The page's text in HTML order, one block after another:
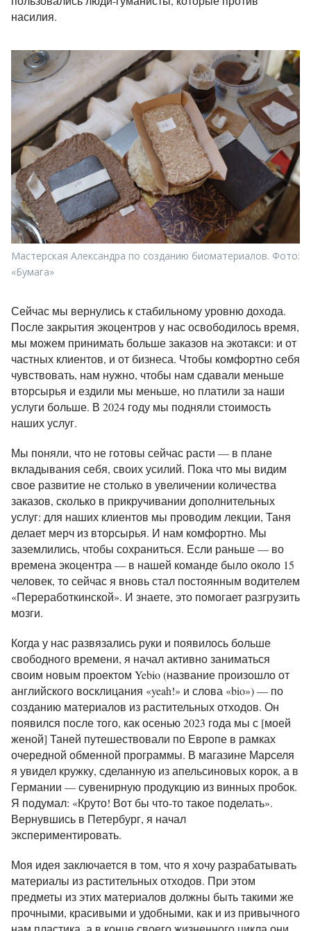
насилия.
Мастерская Александра по созданию биоматериалов. Фото:
«Бумага»
Сейчас мы вернулись к стабильному уровню дохода.
После закрытия экоцентров у нас освободилось время,
мы можем принимать больше заказов на экотакси: и от
частных клиентов, и от бизнеса. Чтобы комфортно себя
чувствовать, нам нужно, чтобы нам сдавали меньше
вторсырья и ездили мы меньше, но платили за наши
услуги больше. В 2024 году мы подняли стоимость
наших услуг.
Мы поняли, что не готовы сейчас расти — в плане
вкладывания себя, своих усилий. Пока что мы видим
свое развитие не столько в увеличении количества
заказов, сколько в прикручивании дополнительных
услуг: для наших клиентов мы проводим лекции, Таня
делает мерч из вторсырья. И нам комфортно. Мы
заземлились, чтобы сохраниться. Если раньше — во
времена экоцентра — в нашей команде было около 15
человек, то сейчас я вновь стал постоянным водителем
«Переработкинской». И знаете, это помогает разгрузить
мозги.
Когда у нас развязались руки и появилось больше
свободного времени, я начал активно заниматься
своим новым проектом Yebio (название произошло от
английского восклицания «yeah!» и слова «bio») — по
созданию материалов из растительных отходов. Он
появился после того, как осенью 2023 года мы с [моей
женой] Таней путешествовали по Европе в рамках
очередной обменной программы. В магазине Марселя
я увидел кружку, сделанную из апельсиновых корок, а в
Германии — сувенирную продукцию из винных пробок.
Я подумал: «Круто! Вот бы что-то такое поделать».
Вернувшись в Петербург, я начал
экспериментировать.
Моя идея заключается в том, что я хочу разрабатывать
материалы из растительных отходов. При этом
предметы из этих материалов должны быть такими же
прочными, красивыми и удобными, как и из привычного